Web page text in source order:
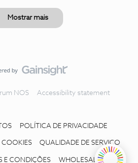
Mostrar mais
NOS Accessibility statement
POLÍTICA DE PRIVACIDADE
QUALIDADE DE SERVIÇO
E CONDIÇÕES WHOLESALE